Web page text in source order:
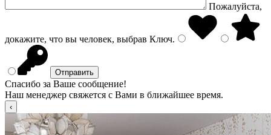
Пожалуйста,
докажите, что вы человек, выбрав Ключ.
Спасибо за Ваше сообщение!
Наш менеджер свяжется с Вами в ближайшее время.